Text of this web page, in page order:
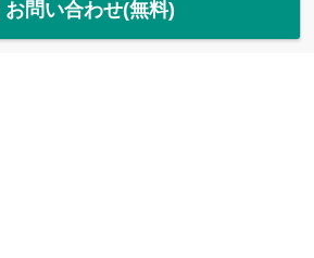
お問い合わせ(無料)